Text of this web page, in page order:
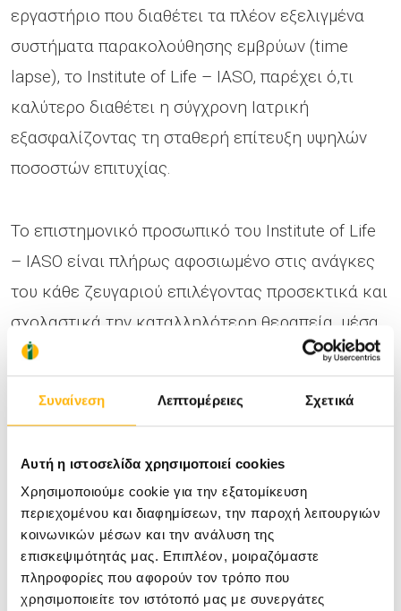
Συναίνεση Λεπτομέρειες Σχετικά
Αυτή η ιστοσελίδα χρησιμοποιεί cookies
Χρησιμοποιούμε cookie για την εξατομίκευση
περιεχομένου και διαφημίσεων, την παροχή λειτουργιών
κοινωνικών μέσων και την ανάλυση της
επισκεψιμότητάς μας. Επιπλέον, μοιραζόμαστε
πληροφορίες που αφορούν τον τρόπο που
χρησιμοποιείτε τον ιστότοπό μας με συνεργάτες
εργαστήριο που διαθέτει τα πλέον εξελιγμένα
συστήματα παρακολούθησης εμβρύων (time
lapse), το Institute of Life – IASO, παρέχει ό,τι
καλύτερο διαθέτει η σύγχρονη Ιατρική
εξασφαλίζοντας τη σταθερή επίτευξη υψηλών
ποσοστών επιτυχίας.
Το επιστημονικό προσωπικό του Institute of Life
– IASO είναι πλήρως αφοσιωμένο στις ανάγκες
του κάθε ζευγαριού επιλέγοντας προσεκτικά και
σχολαστικά την καταλληλότερη θεραπεία, μέσα
από όλο το φάσμα των τεχνικών
υποβοηθούμενης αναπαραγωγής όπως:
Ενδομήτρια Σπερματέγχυση (IUI)
Εξωσωματική Γονιμοποίηση
Ενδοωαρική Έγχυση Σπερματοζωαρίου
(ICSI)
Δωρεά Ωαρίων